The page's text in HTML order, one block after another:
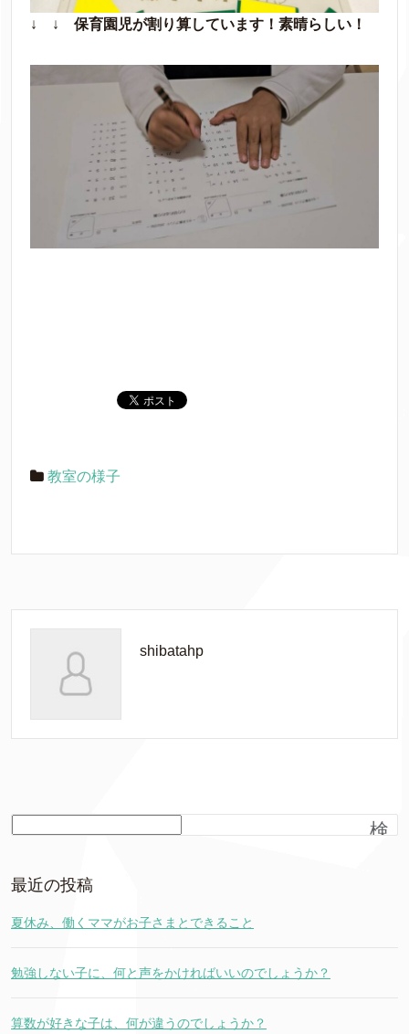
↓ ↓ 保育園児が割り算しています！素晴らしい！
教室の様子
shibatahp
検
最近の投稿
夏休み、働くママがお子さまとできること
勉強しない子に、何と声をかければいいのでしょうか？
算数が好きな子は、何が違うのでしょうか？